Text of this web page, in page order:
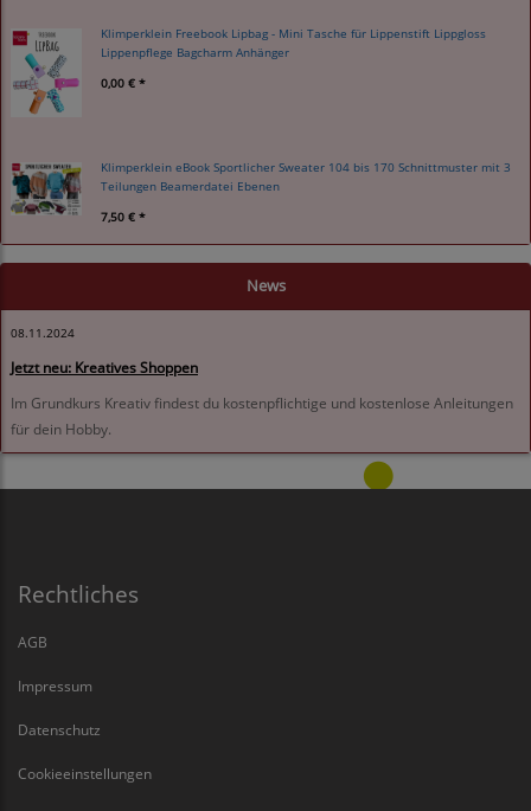
Klimperklein Freebook Lipbag - Mini Tasche für Lippenstift Lippgloss
Lippenpflege Bagcharm Anhänger
0,00 € *
Klimperklein eBook Sportlicher Sweater 104 bis 170 Schnittmuster mit 3
Teilungen Beamerdatei Ebenen
7,50 € *
News
08.11.2024
Jetzt neu: Kreatives Shoppen
Im Grundkurs Kreativ findest du kostenpflichtige und kostenlose Anleitungen
für dein Hobby.
Rechtliches
AGB
Impressum
Datenschutz
Cookieeinstellungen